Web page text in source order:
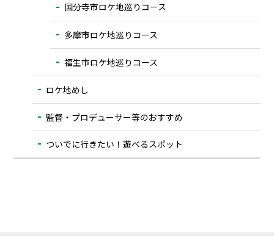
国分寺市ロケ地巡りコース
多摩市ロケ地巡りコース
福生市ロケ地巡りコース
ロケ地めし
監督・プロデューサー等のおすすめ
ついでに⾏きたい！遊べるスポット